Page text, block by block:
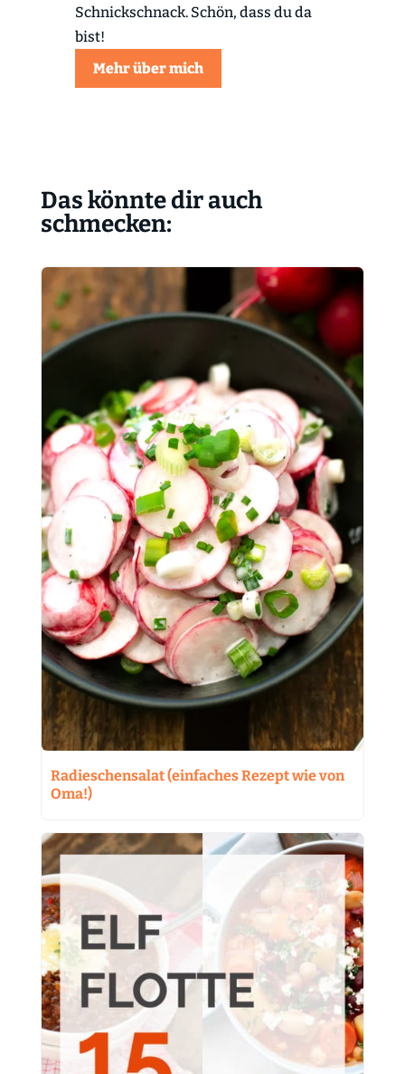
Schnickschnack. Schön, dass du da
bist!
Mehr über mich
Das könnte dir auch
schmecken:
Radieschensalat (einfaches Rezept wie von
Oma!)